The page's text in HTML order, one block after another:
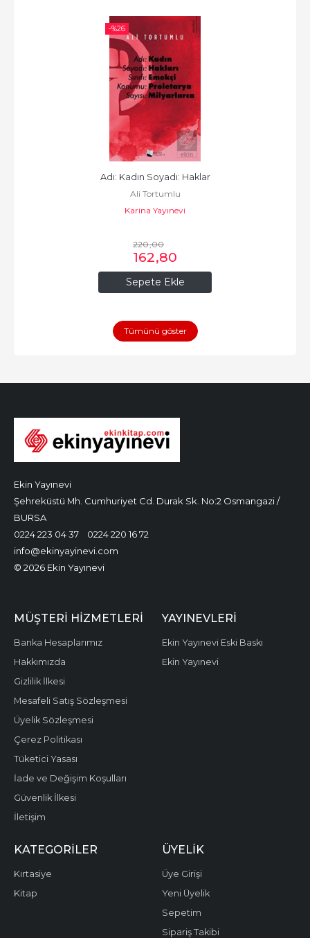
-%26
Sepete Ekle
Adı: Kadın Soyadı: Haklar
Ali Tortumlu
Karina Yayınevi
220,00
162,80
Tümünü göster
Ekin Yayınevi
Şehreküstü Mh. Cumhuriyet Cd. Durak Sk. No:2 Osmangazi /
BURSA
0224 223 04 37
0224 220 16 72
info@ekinyayinevi.com
© 2026 Ekin Yayınevi
MÜŞTERI HIZMETLERI
Banka Hesaplarımız
Hakkımızda
Gizlilik İlkesi
Mesafeli Satış Sözleşmesi
Üyelik Sözleşmesi
Çerez Politikası
Tüketici Yasası
İade ve Değişim Koşulları
Güvenlik İlkesi
İletişim
YAYINEVLERI
Ekin Yayınevi Eski Baskı
Ekin Yayınevi
KATEGORILER
Kırtasiye
Kitap
ÜYELIK
Üye Girişi
Yeni Üyelik
Sepetim
Sipariş Takibi